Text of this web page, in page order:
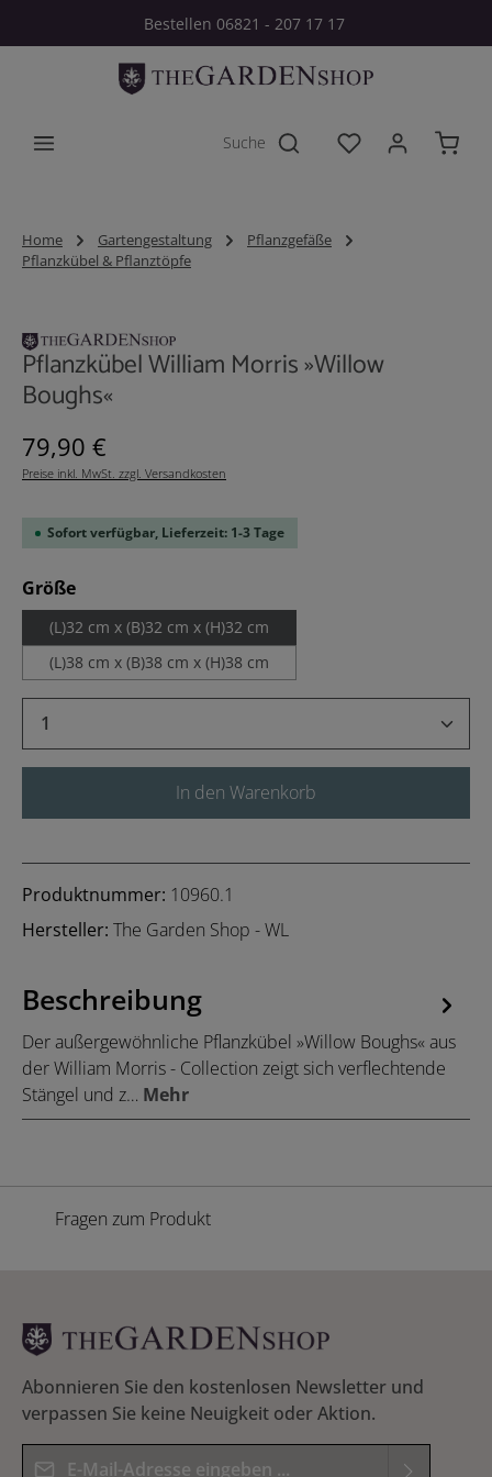
Zum Hauptinhalt springenBestellen 06821 - 207 17 17
Du hast 0
Home Gartengestaltung
Pflanzgefäße
Pflanzkübel & Pflanztöpfe
Pflanzkübel William Morris »Willow
Boughs«
Regulärer Preis:
79,90 €
Preise inkl. MwSt. zzgl. Versandkosten
Sofort verfügbar, Lieferzeit: 1-3 Tage
Größeauswählen
(L)32 cm x (B)32 cm x (H)32 cm
(L)38 cm x (B)38 cm x (H)38 cm
Produkt Anzahl: Gib den gewünschten
In den Warenkorb
Produktnummer: 10960.1
Hersteller: The Garden Shop - WL
Beschreibung
Der außergewöhnliche Pflanzkübel »Willow Boughs« aus
der William Morris - Collection zeigt sich verflechtende
Stängel und z… Mehr
Fragen zum Produkt
Abonnieren Sie den kostenlosen Newsletter und
verpassen Sie keine Neuigkeit oder Aktion.
E-Mail-Adresse*